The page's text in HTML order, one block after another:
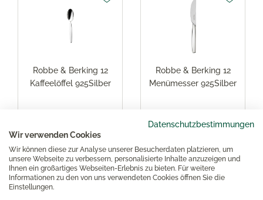
Datenschutzbestimmungen
Wir verwenden Cookies
Wir können diese zur Analyse unserer Besucherdaten platzieren, um
unsere Webseite zu verbessern, personalisierte Inhalte anzuzeigen und
Ihnen ein großartiges Webseiten-Erlebnis zu bieten. Für weitere
Informationen zu den von uns verwendeten Cookies öffnen Sie die
Einstellungen.
Robbe & Berking 12
Kaffeelöffel 925Silber
Robbe & Berking 12
Menümesser 925Silber
509,00 €*